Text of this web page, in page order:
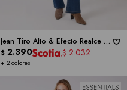
Jean Tiro Alto & Efecto Realce -
ONE 5 ONE
+ 2 colores
$ 2.390 $ 2.032